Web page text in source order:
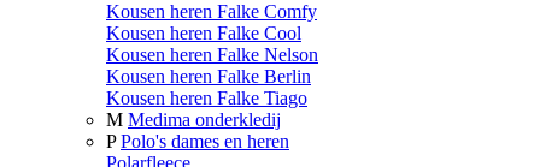
Kousen heren Falke Comfy
Kousen heren Falke Cool
Kousen heren Falke Nelson
Kousen heren Falke Berlin
Kousen heren Falke Tiago
M Medima onderkledij
P Polo's dames en heren